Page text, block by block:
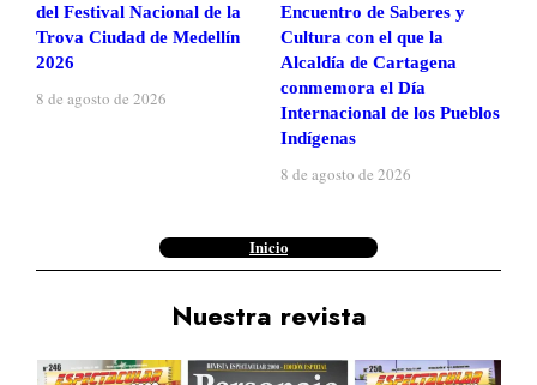
del Festival Nacional de la
Trova Ciudad de Medellín
2026
8 de agosto de 2026
Encuentro de Saberes y
Cultura con el que la
Alcaldía de Cartagena
conmemora el Día
Internacional de los Pueblos
Indígenas
8 de agosto de 2026
Inicio
Nuestra revista